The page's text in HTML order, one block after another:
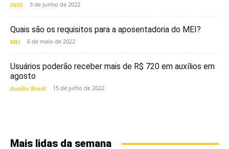
INSS 3 de junho de 2022
Quais são os requisitos para a aposentadoria do MEI?
MEI 6 de maio de 2022
Usuários poderão receber mais de R$ 720 em auxílios em
agosto
Auxílio Brasil 15 de julho de 2022
Mais lidas da semana